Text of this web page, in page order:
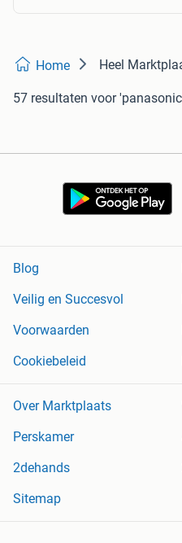
Home Heel
57 resultaten voor
Blog
Veilig en Succesvol
Voorwaarden
Cookiebeleid
Over Marktplaats
Perskamer
2dehands
Sitemap